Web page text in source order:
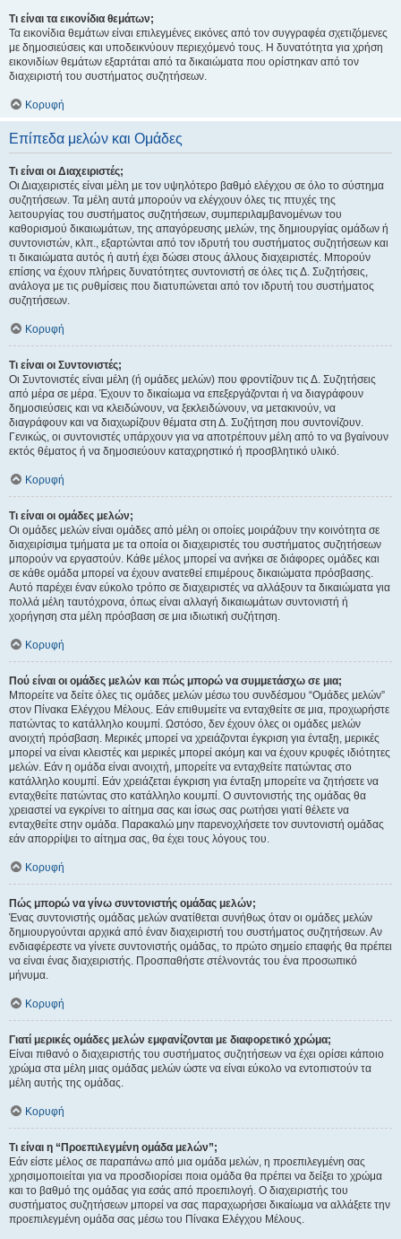
Τι είναι τα εικονίδια θεμάτων;
Τα εικονίδια θεμάτων είναι επιλεγμένες εικόνες από τον συγγραφέα σχετιζόμενες
με δημοσιεύσεις και υποδεικνύουν περιεχόμενό τους. Η δυνατότητα για χρήση
εικονιδίων θεμάτων εξαρτάται από τα δικαιώματα που ορίστηκαν από τον
διαχειριστή του συστήματος συζητήσεων.
Κορυφή
Επίπεδα μελών και Ομάδες
Τι είναι οι Διαχειριστές;
Οι Διαχειριστές είναι μέλη με τον υψηλότερο βαθμό ελέγχου σε όλο το σύστημα
συζητήσεων. Τα μέλη αυτά μπορούν να ελέγχουν όλες τις πτυχές της
λειτουργίας του συστήματος συζητήσεων, συμπεριλαμβανομένων του
καθορισμού δικαιωμάτων, της απαγόρευσης μελών, της δημιουργίας ομάδων ή
συντονιστών, κλπ., εξαρτώνται από τον ιδρυτή του συστήματος συζητήσεων και
τι δικαιώματα αυτός ή αυτή έχει δώσει στους άλλους διαχειριστές. Μπορούν
επίσης να έχουν πλήρεις δυνατότητες συντονιστή σε όλες τις Δ. Συζητήσεις,
ανάλογα με τις ρυθμίσεις που διατυπώνεται από τον ιδρυτή του συστήματος
συζητήσεων.
Κορυφή
Τι είναι οι Συντονιστές;
Οι Συντονιστές είναι μέλη (ή ομάδες μελών) που φροντίζουν τις Δ. Συζητήσεις
από μέρα σε μέρα. Έχουν το δικαίωμα να επεξεργάζονται ή να διαγράφουν
δημοσιεύσεις και να κλειδώνουν, να ξεκλειδώνουν, να μετακινούν, να
διαγράφουν και να διαχωρίζουν θέματα στη Δ. Συζήτηση που συντονίζουν.
Γενικώς, οι συντονιστές υπάρχουν για να αποτρέπουν μέλη από το να βγαίνουν
εκτός θέματος ή να δημοσιεύουν καταχρηστικό ή προσβλητικό υλικό.
Κορυφή
Τι είναι οι ομάδες μελών;
Οι ομάδες μελών είναι ομάδες από μέλη οι οποίες μοιράζουν την κοινότητα σε
διαχειρίσιμα τμήματα με τα οποία οι διαχειριστές του συστήματος συζητήσεων
μπορούν να εργαστούν. Κάθε μέλος μπορεί να ανήκει σε διάφορες ομάδες και
σε κάθε ομάδα μπορεί να έχουν ανατεθεί επιμέρους δικαιώματα πρόσβασης.
Αυτό παρέχει έναν εύκολο τρόπο σε διαχειριστές να αλλάξουν τα δικαιώματα για
πολλά μέλη ταυτόχρονα, όπως είναι αλλαγή δικαιωμάτων συντονιστή ή
χορήγηση στα μέλη πρόσβαση σε μια ιδιωτική συζήτηση.
Κορυφή
Πού είναι οι ομάδες μελών και πώς μπορώ να συμμετάσχω σε μια;
Μπορείτε να δείτε όλες τις ομάδες μελών μέσω του συνδέσμου “Ομάδες μελών”
στον Πίνακα Ελέγχου Μέλους. Εάν επιθυμείτε να ενταχθείτε σε μια, προχωρήστε
πατώντας το κατάλληλο κουμπί. Ωστόσο, δεν έχουν όλες οι ομάδες μελών
ανοιχτή πρόσβαση. Μερικές μπορεί να χρειάζονται έγκριση για ένταξη, μερικές
μπορεί να είναι κλειστές και μερικές μπορεί ακόμη και να έχουν κρυφές ιδιότητες
μελών. Εάν η ομάδα είναι ανοιχτή, μπορείτε να ενταχθείτε πατώντας στο
κατάλληλο κουμπί. Εάν χρειάζεται έγκριση για ένταξη μπορείτε να ζητήσετε να
ενταχθείτε πατώντας στο κατάλληλο κουμπί. Ο συντονιστής της ομάδας θα
χρειαστεί να εγκρίνει το αίτημα σας και ίσως σας ρωτήσει γιατί θέλετε να
ενταχθείτε στην ομάδα. Παρακαλώ μην παρενοχλήσετε τον συντονιστή ομάδας
εάν απορρίψει το αίτημα σας, θα έχει τους λόγους του.
Κορυφή
Πώς μπορώ να γίνω συντονιστής ομάδας μελών;
Ένας συντονιστής ομάδας μελών ανατίθεται συνήθως όταν οι ομάδες μελών
δημιουργούνται αρχικά από έναν διαχειριστή του συστήματος συζητήσεων. Αν
ενδιαφέρεστε να γίνετε συντονιστής ομάδας, το πρώτο σημείο επαφής θα πρέπει
να είναι ένας διαχειριστής. Προσπαθήστε στέλνοντάς του ένα προσωπικό
μήνυμα.
Κορυφή
Γιατί μερικές ομάδες μελών εμφανίζονται με διαφορετικό χρώμα;
Είναι πιθανό ο διαχειριστής του συστήματος συζητήσεων να έχει ορίσει κάποιο
χρώμα στα μέλη μιας ομάδας μελών ώστε να είναι εύκολο να εντοπιστούν τα
μέλη αυτής της ομάδας.
Κορυφή
Τι είναι η “Προεπιλεγμένη ομάδα μελών”;
Εάν είστε μέλος σε παραπάνω από μια ομάδα μελών, η προεπιλεγμένη σας
χρησιμοποιείται για να προσδιορίσει ποια ομάδα θα πρέπει να δείξει το χρώμα
και το βαθμό της ομάδας για εσάς από προεπιλογή. Ο διαχειριστής του
συστήματος συζητήσεων μπορεί να σας παραχωρήσει δικαίωμα να αλλάξετε την
προεπιλεγμένη ομάδα σας μέσω του Πίνακα Ελέγχου Μέλους.